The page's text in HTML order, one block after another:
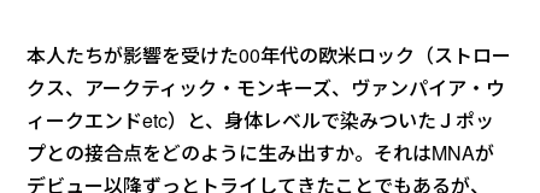
本人たちが影響を受けた00年代の欧米ロック（ストロー
クス、アークティック・モンキーズ、ヴァンパイア・ウ
ィークエンドetc）と、身体レベルで染みついたＪポッ
プとの接合点をどのように生み出すか。それはMNAが
デビュー以降ずっとトライしてきたことでもあるが、